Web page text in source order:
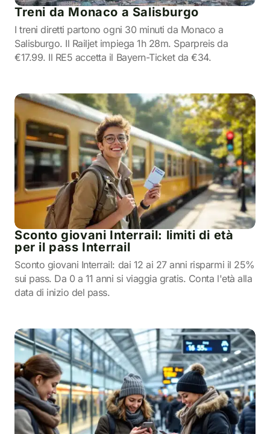
Treni da Monaco a Salisburgo
I treni diretti partono ogni 30 minuti da Monaco a
Salisburgo. Il Railjet impiega 1h 28m. Sparpreis da
€17.99. Il RE5 accetta il Bayern-Ticket da €34.
Sconto giovani Interrail: limiti di età
per il pass Interrail
Sconto giovani Interrail: dai 12 ai 27 anni risparmi il 25%
sui pass. Da 0 a 11 anni si viaggia gratis. Conta l'età alla
data di inizio del pass.